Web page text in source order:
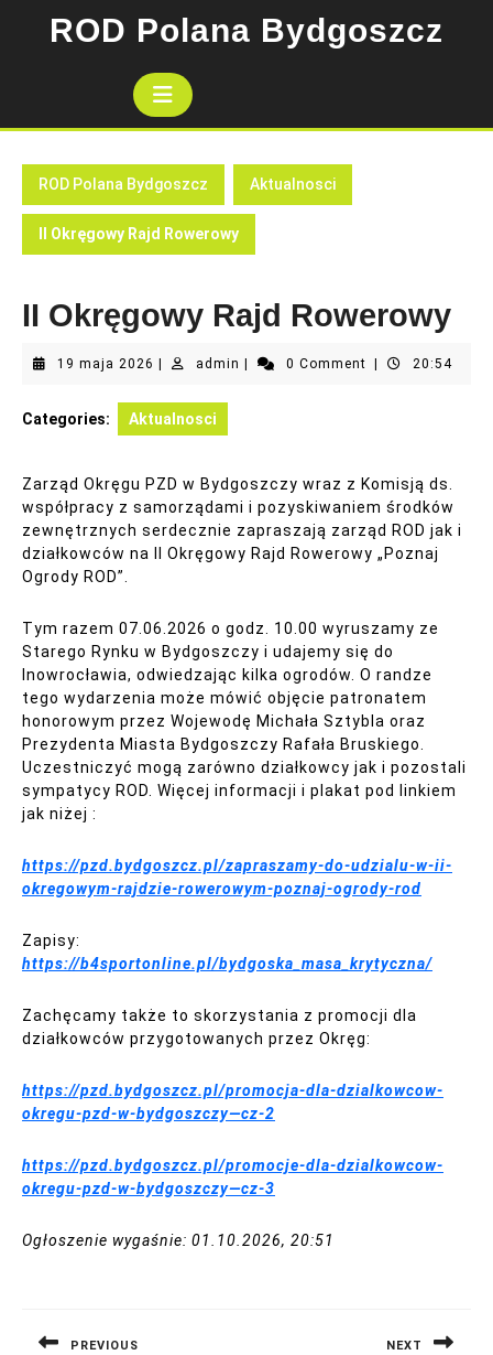
ROD Polana Bydgoszcz
Open
ROD Polana Bydgoszcz Aktualnosci
II Okręgowy Rajd Rowerowy
II Okręgowy Rajd Rowerowy
19 maja 2026 19
2026
admin admin 0 Comment 20:54
Categories: Aktualnosci
Zarząd Okręgu PZD w Bydgoszczy wraz z Komisją ds.
współpracy z samorządami i pozyskiwaniem środków
zewnętrznych serdecznie zapraszają zarząd ROD jak i
działkowców na II Okręgowy Rajd Rowerowy „Poznaj
Ogrody ROD”.
Tym razem 07.06.2026 o godz. 10.00 wyruszamy ze
Starego Rynku w Bydgoszczy i udajemy się do
Inowrocławia, odwiedzając kilka ogrodów. O randze
tego wydarzenia może mówić objęcie patronatem
honorowym przez Wojewodę Michała Sztybla oraz
Prezydenta Miasta Bydgoszczy Rafała Bruskiego.
Uczestniczyć mogą zarówno działkowcy jak i pozostali
sympatycy ROD. Więcej informacji i plakat pod linkiem
jak niżej :
https://pzd.bydgoszcz.pl/zapraszamy-do-udzialu-w-ii-
okregowym-rajdzie-rowerowym-poznaj-ogrody-rod
Zapisy:
https://b4sportonline.pl/bydgoska_masa_krytyczna/
Zachęcamy także to skorzystania z promocji dla
działkowców przygotowanych przez Okręg:
https://pzd.bydgoszcz.pl/promocja-dla-dzialkowcow-
okregu-pzd-w-bydgoszczy—cz-2
https://pzd.bydgoszcz.pl/promocje-dla-dzialkowcow-
okregu-pzd-w-bydgoszczy—cz-3
Ogłoszenie wygaśnie: 01.10.2026, 20:51
PREVIOUS NEXT